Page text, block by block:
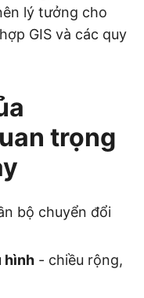
lý tưởng cho
GIS và các quy
trọng
bộ chuyển đổi
hình - chiều rộng,